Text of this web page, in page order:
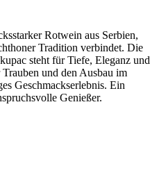
Rotwein aus Serbien,
Tradition verbindet. Die
steht für Tiefe, Eleganz und
und den Ausbau im
Geschmackserlebnis. Ein
Genießer.